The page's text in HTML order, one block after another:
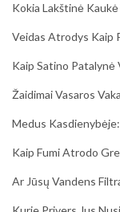
Kokia Lakštinė
Veidas Atrodys Kaip
Kaip Satino Patalynė
Žaidimai Vasaros
Medus
Kaip Fumi Atrodo
Ar Jūsų Vandens